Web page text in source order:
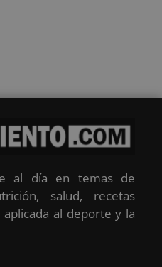
al día en temas de
salud, recetas
al deporte y la